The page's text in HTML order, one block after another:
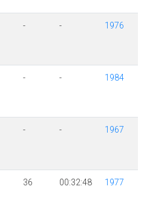
- - 1976
- - 1984
- - 1967
36 00:32:48 1977